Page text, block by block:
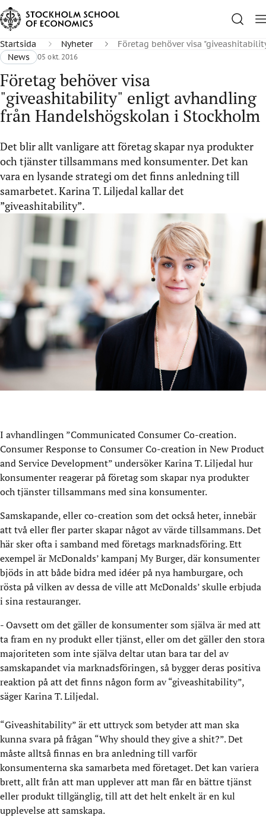
Startsida Nyheter
Företag behöver visa
News
05 okt. 2016
Företag behöver visa
"giveashitability" enligt avhandling
från Handelshögskolan i Stockholm
Det blir allt vanligare att företag skapar nya produkter
och tjänster tillsammans med konsumenter. Det kan
vara en lysande strategi om det finns anledning till
samarbetet. Karina T. Liljedal kallar det
”giveashitability”.
I avhandlingen ”Communicated Consumer Co-creation.
Consumer Response to Consumer Co-creation in New Product
and Service Development” undersöker Karina T. Liljedal hur
konsumenter reagerar på företag som skapar nya produkter
och tjänster tillsammans med sina konsumenter.
Samskapande, eller co-creation som det också heter, innebär
att två eller fler parter skapar något av värde tillsammans. Det
här sker ofta i samband med företags marknadsföring. Ett
exempel är McDonalds’ kampanj My Burger, där konsumenter
bjöds in att både bidra med idéer på nya hamburgare, och
rösta på vilken av dessa de ville att McDonalds’ skulle erbjuda
i sina restauranger.
- Oavsett om det gäller de konsumenter som själva är med att
ta fram en ny produkt eller tjänst, eller om det gäller den stora
majoriteten som inte själva deltar utan bara tar del av
samskapandet via marknadsföringen, så bygger deras positiva
reaktion på att det finns någon form av “giveashitability”,
säger Karina T. Liljedal.
“Giveashitability” är ett uttryck som betyder att man ska
kunna svara på frågan “Why should they give a shit?”. Det
måste alltså finnas en bra anledning till varför
konsumenterna ska samarbeta med företaget. Det kan variera
brett, allt från att man upplever att man får en bättre tjänst
eller produkt tillgänglig, till att det helt enkelt är en kul
upplevelse att samskapa.